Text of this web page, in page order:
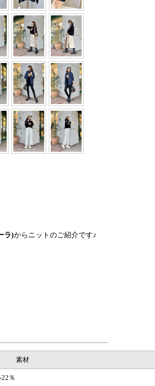
ラ)からニットのご紹介です♪
素材
％